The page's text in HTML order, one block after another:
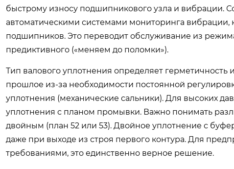
быстрому износу подшипникового узла и вибрации.
автоматическими системами мониторинга вибрации,
подшипников. Это переводит обслуживание из
предиктивного («меняем до поломки»).
Тип валового уплотнения определяет герметичность
прошлое из-за необходимости постоянной
уплотнения (механические сальники). Для высоких
уплотнения с планом промывки. Важно понимать
двойным (план 52 или 53). Двойное уплотнение с
даже при выходе из строя первого контура. Для
требованиями, это единственно верное решение.